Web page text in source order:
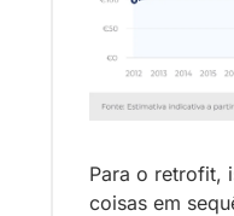
Para o retrofit,
coisas em